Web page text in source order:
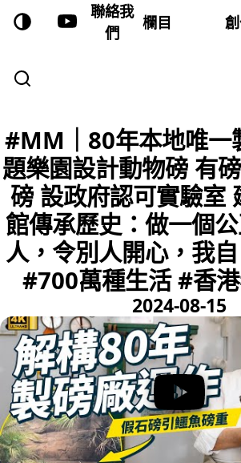
聯絡我
們
欄目
#MM｜80年本地唯一
題樂園設計動物磅 有
磅 設政府認可實驗室
館傳承歷史：做一個
人，令別人開心，我自
#700萬種生活 #香
2024-08-15